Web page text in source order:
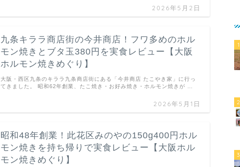
2026年5月2日
九条キララ商店街の今井商店！フワ多めのホル
モン焼きとブタ玉380円を実食レビュー【大阪
ホルモン焼きめぐり】
2026年5月1日
大阪・西区九条のキララ九条商店街にある「今井商店 たこやき家」に行っ
てきました。 昭和62年創業、たこ焼き・お好み焼き・ホルモン焼きが …
昭和48年創業！此花区みのやの150g400円ホル
モン焼きを持ち帰りで実食レビュー【大阪ホル
モン焼きめぐり】
1
2
3